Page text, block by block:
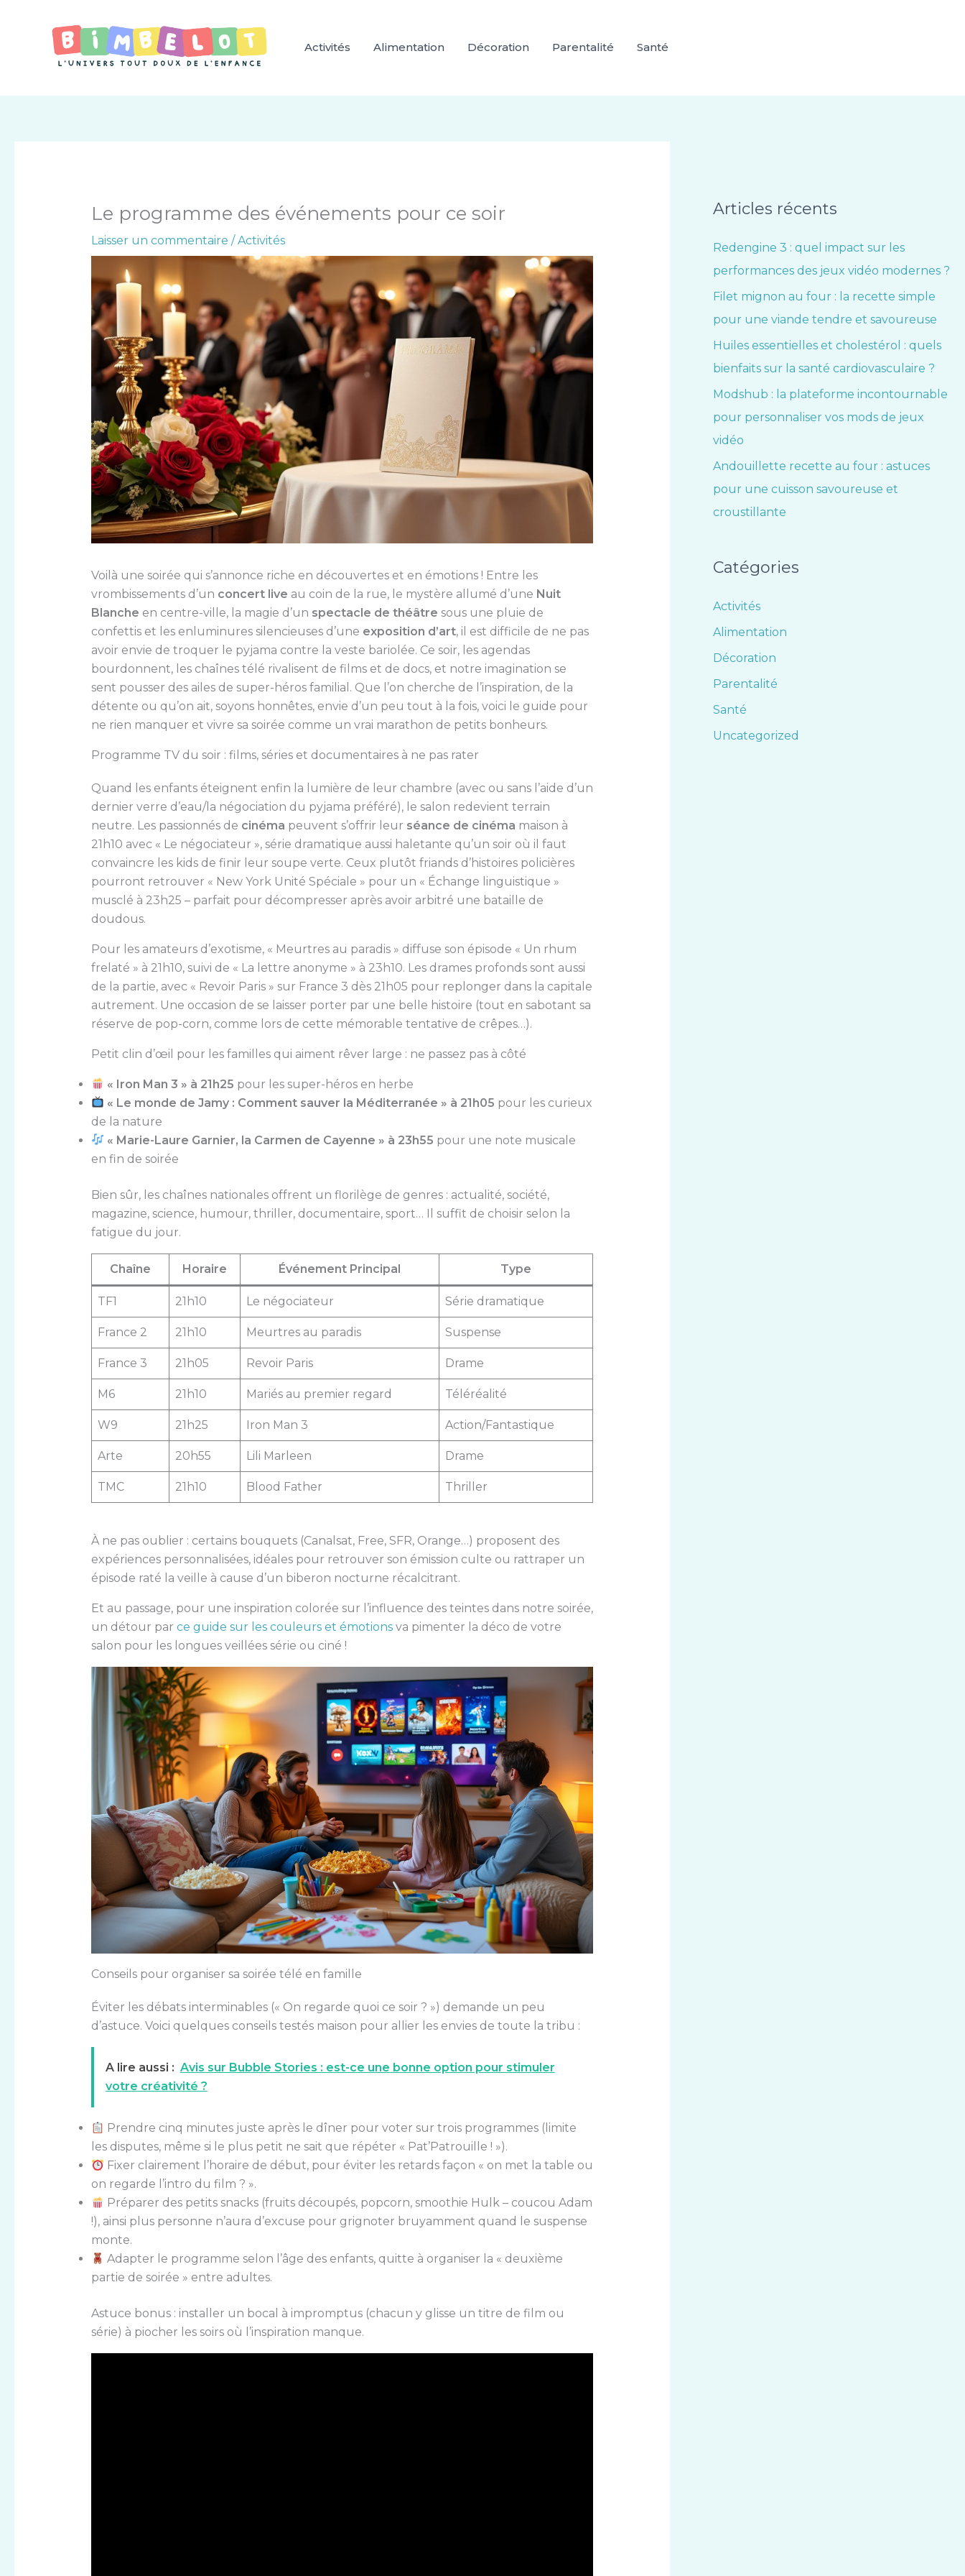
Activités Alimentation Décoration Parentalité Santé
Le programme des événements pour ce soir
Laisser un commentaire / Activités
Voilà une soirée qui s’annonce riche en découvertes et en émotions ! Entre les
vrombissements d’un concert live au coin de la rue, le mystère allumé d’une Nuit
Blanche en centre-ville, la magie d’un spectacle de théâtre sous une pluie de
confettis et les enluminures silencieuses d’une exposition d’art, il est difficile de ne pas
avoir envie de troquer le pyjama contre la veste bariolée. Ce soir, les agendas
bourdonnent, les chaînes télé rivalisent de films et de docs, et notre imagination se
sent pousser des ailes de super-héros familial. Que l’on cherche de l’inspiration, de la
détente ou qu’on ait, soyons honnêtes, envie d’un peu tout à la fois, voici le guide pour
ne rien manquer et vivre sa soirée comme un vrai marathon de petits bonheurs.
Programme TV du soir : films, séries et documentaires à ne pas rater
Quand les enfants éteignent enfin la lumière de leur chambre (avec ou sans l’aide d’un
dernier verre d’eau/la négociation du pyjama préféré), le salon redevient terrain
neutre. Les passionnés de cinéma peuvent s’offrir leur séance de cinéma maison à
21h10 avec « Le négociateur », série dramatique aussi haletante qu’un soir où il faut
convaincre les kids de finir leur soupe verte. Ceux plutôt friands d’histoires policières
pourront retrouver « New York Unité Spéciale » pour un « Échange linguistique »
musclé à 23h25 – parfait pour décompresser après avoir arbitré une bataille de
doudous.
Pour les amateurs d’exotisme, « Meurtres au paradis » diffuse son épisode « Un rhum
frelaté » à 21h10, suivi de « La lettre anonyme » à 23h10. Les drames profonds sont aussi
de la partie, avec « Revoir Paris » sur France 3 dès 21h05 pour replonger dans la capitale
autrement. Une occasion de se laisser porter par une belle histoire (tout en sabotant sa
réserve de pop-corn, comme lors de cette mémorable tentative de crêpes…).
Petit clin d’œil pour les familles qui aiment rêver large : ne passez pas à côté
« Iron Man 3 » à 21h25 pour les super-héros en herbe
« Le monde de Jamy : Comment sauver la Méditerranée » à 21h05 pour les curieux
de la nature
« Marie-Laure Garnier, la Carmen de Cayenne » à 23h55 pour une note musicale
en fin de soirée
Bien sûr, les chaînes nationales offrent un florilège de genres : actualité, société,
magazine, science, humour, thriller, documentaire, sport… Il suffit de choisir selon la
fatigue du jour.
Chaîne Horaire Événement Principal Type
TF1 21h10 Le négociateur Série dramatique
France 2 21h10 Meurtres au paradis Suspense
France 3 21h05 Revoir Paris Drame
M6 21h10 Mariés au premier regard Téléréalité
W9 21h25 Iron Man 3 Action/Fantastique
Arte 20h55 Lili Marleen Drame
TMC 21h10 Blood Father Thriller
À ne pas oublier : certains bouquets (Canalsat, Free, SFR, Orange…) proposent des
expériences personnalisées, idéales pour retrouver son émission culte ou rattraper un
épisode raté la veille à cause d’un biberon nocturne récalcitrant.
Et au passage, pour une inspiration colorée sur l’influence des teintes dans notre soirée,
un détour par ce guide sur les couleurs et émotionsva pimenter la déco de votre
salon pour les longues veillées série ou ciné !
Conseils pour organiser sa soirée télé en famille
Éviter les débats interminables (« On regarde quoi ce soir ? ») demande un peu
d’astuce. Voici quelques conseils testés maison pour allier les envies de toute la tribu :
A lire aussi : Avis sur Bubble Stories : est-ce une bonne option pour stimuler
votre créativité ?
Prendre cinq minutes juste après le dîner pour voter sur trois programmes (limite
les disputes, même si le plus petit ne sait que répéter « Pat’Patrouille ! »).
Fixer clairement l’horaire de début, pour éviter les retards façon « on met la table ou
on regarde l’intro du film ? ».
Préparer des petits snacks (fruits découpés, popcorn, smoothie Hulk – coucou Adam
!), ainsi plus personne n’aura d’excuse pour grignoter bruyamment quand le suspense
monte.
Adapter le programme selon l’âge des enfants, quitte à organiser la « deuxième
partie de soirée » entre adultes.
Astuce bonus : installer un bocal à impromptus (chacun y glisse un titre de film ou
série) à piocher les soirs où l’inspiration manque.
Articles récents
Redengine 3 : quel impact sur les
performances des jeux vidéo modernes ?
Filet mignon au four : la recette simple
pour une viande tendre et savoureuse
Huiles essentielles et cholestérol : quels
bienfaits sur la santé cardiovasculaire ?
Modshub : la plateforme incontournable
pour personnaliser vos mods de jeux
vidéo
Andouillette recette au four : astuces
pour une cuisson savoureuse et
croustillante
Catégories
Activités
Alimentation
Décoration
Parentalité
Santé
Uncategorized